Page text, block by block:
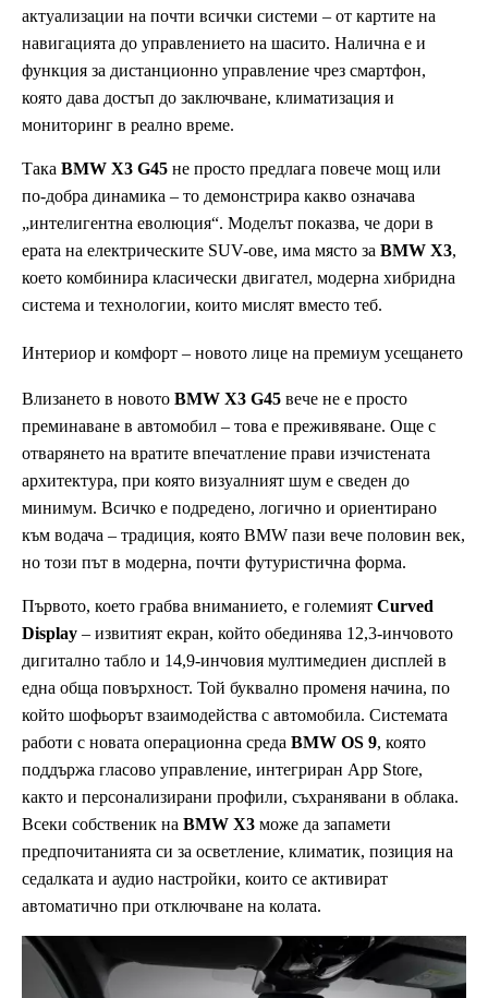
актуализации на почти всички системи – от картите на
навигацията до управлението на шасито. Налична е и
функция за дистанционно управление чрез смартфон,
която дава достъп до заключване, климатизация и
мониторинг в реално време.
Така BMW X3 G45 не просто предлага повече мощ или
по-добра динамика – то демонстрира какво означава
„интелигентна еволюция“. Моделът показва, че дори в
ерата на електрическите SUV-ове, има място за BMW X3,
което комбинира класически двигател, модерна хибридна
система и технологии, които мислят вместо теб.
Интериор и комфорт – новото лице на премиум усещането
Влизането в новото BMW X3 G45 вече не е просто
преминаване в автомобил – това е преживяване. Още с
отварянето на вратите впечатление прави изчистената
архитектура, при която визуалният шум е сведен до
минимум. Всичко е подредено, логично и ориентирано
към водача – традиция, която BMW пази вече половин век,
но този път в модерна, почти футуристична форма.
Първото, което грабва вниманието, е големият Curved
Display – извитият екран, който обединява 12,3-инчовото
дигитално табло и 14,9-инчовия мултимедиен дисплей в
една обща повърхност. Той буквално променя начина, по
който шофьорът взаимодейства с автомобила. Системата
работи с новата операционна среда BMW OS 9, която
поддържа гласово управление, интегриран App Store,
както и персонализирани профили, съхранявани в облака.
Всеки собственик на BMW X3 може да запамети
предпочитанията си за осветление, климатик, позиция на
седалката и аудио настройки, които се активират
автоматично при отключване на колата.